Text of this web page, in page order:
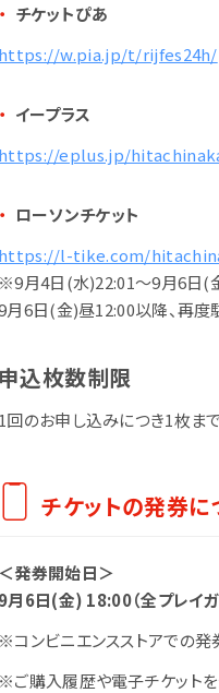
チケットぴあ
https://w.pia.jp/t/rijfes24h/
イープラス
https://eplus.jp/
ローソンチケット
https://l-tike.com/
※9月4日(水)22:01～9月6日(
月6日(金)昼12:00以降、再度
申込枚数制限
1回のお申し込みにつき1枚まで
チケットの発券に
＜発券開始日＞
9月6日(金) 18:00（全プレイガ
※コンビニエンスストアでの発
※ご購入履歴や電子チケットを